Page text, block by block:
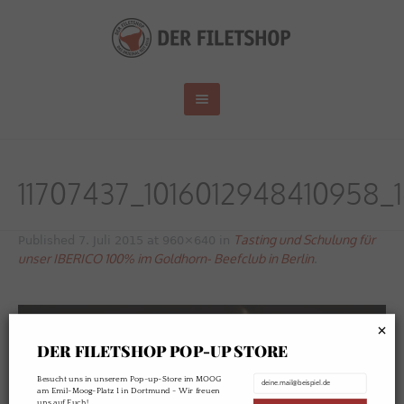
Tasting und Schulung für
unser IBERICO 100% im Goldhorn- Beefclub in Berlin
DER FILETSHOP POP-UP STORE
Besucht uns in unserem Pop-up-Store im MOOG
am Emil-Moog-Platz 1 in Dortmund - Wir freuen
×